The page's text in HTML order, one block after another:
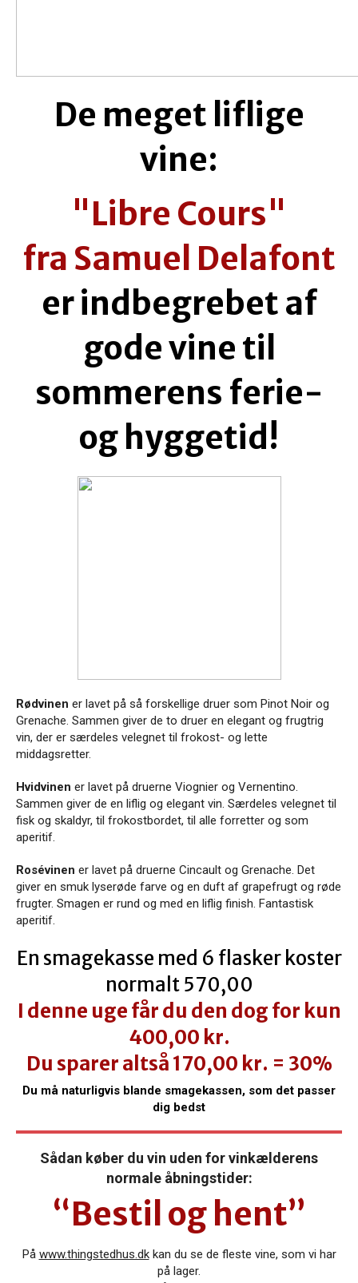
De meget liflige
vine:
"Libre Cours"
fra Samuel Delafont
er indbegrebet af
gode vine til
sommerens ferie-
og hyggetid!
Rødvinen er lavet på så forskellige druer som Pinot Noir og
Grenache. Sammen giver de to druer en elegant og frugtrig
vin, der er særdeles velegnet til frokost- og lette
middagsretter.
Hvidvinen er lavet på druerne Viognier og Vernentino.
Sammen giver de en liflig og elegant vin. Særdeles velegnet til
fisk og skaldyr, til frokostbordet, til alle forretter og som
aperitif.
Rosévinen er lavet på druerne Cincault og Grenache. Det
giver en smuk lyserøde farve og en duft af grapefrugt og røde
frugter. Smagen er rund og med en liflig finish. Fantastisk
aperitif.
En smagekasse med 6 flasker koster
normalt 570,00
I denne uge får du den dog for kun
400,00 kr.
Du sparer altså 170,00 kr. = 30%
Du må naturligvis blande smagekassen, som det passer
dig bedst
Sådan køber du vin uden for vinkælderens
normale åbningstider:
“Bestil og hent”
På www.thingstedhus.dk kan du se de fleste vine, som vi har
på lager.